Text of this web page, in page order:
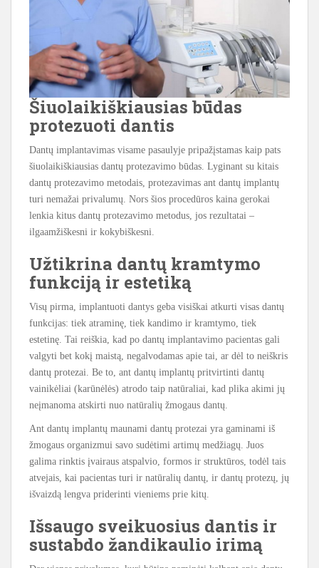
Šiuolaikiškiausias būdas
protezuoti dantis
Dantų implantavimas visame pasaulyje pripažįstamas kaip pats
šiuolaikiškiausias dantų protezavimo būdas. Lyginant su kitais
dantų protezavimo metodais, protezavimas ant dantų implantų
turi nemažai privalumų. Nors šios procedūros kaina gerokai
lenkia kitus dantų protezavimo metodus, jos rezultatai –
ilgaamžiškesni ir kokybiškesni.
Užtikrina dantų kramtymo
funkciją ir estetiką
Visų pirma, implantuoti dantys geba visiškai atkurti visas dantų
funkcijas: tiek atraminę, tiek kandimo ir kramtymo, tiek
estetinę. Tai reiškia, kad po dantų implantavimo pacientas gali
valgyti bet kokį maistą, negalvodamas apie tai, ar dėl to neiškris
dantų protezai. Be to, ant dantų implantų pritvirtinti dantų
vainikėliai (karūnėlės) atrodo taip natūraliai, kad plika akimi jų
neįmanoma atskirti nuo natūralių žmogaus dantų.
Ant dantų implantų maunami dantų protezai yra gaminami iš
žmogaus organizmui savo sudėtimi artimų medžiagų. Juos
galima rinktis įvairaus atspalvio, formos ir struktūros, todėl tais
atvejais, kai pacientas turi ir natūralių dantų, ir dantų protezų, jų
išvaizdą lengva priderinti vieniems prie kitų.
Išsaugo sveikuosius dantis ir
sustabdo žandikaulio irimą